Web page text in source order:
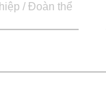
/ Đoàn thể